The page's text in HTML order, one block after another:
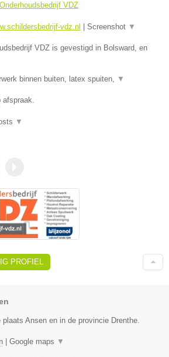
VDZ
vdz.nl Screenshot ▼
VDZ is gevestigd in Bolsward, en
binnen buiten, latex spuiten, ▼
afspraak.
▼
PROFIEL
plaats Ansen en in de provincie Drenthe.
Google maps ▼